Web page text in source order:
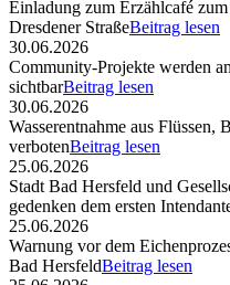
Einladung zum Erzählcafé
Dresdener StraßeBeitrag lesen
30.06.2026
Community-Projekte werden
sichtbarBeitrag lesen
30.06.2026
Wasserentnahme aus Flüssen,
verbotenBeitrag lesen
25.06.2026
Stadt Bad Hersfeld und
gedenken dem ersten
25.06.2026
Warnung vor dem
Bad HersfeldBeitrag lesen